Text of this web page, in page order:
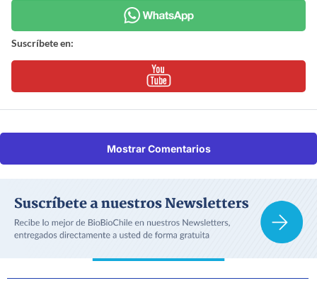
Suscríbete en:
Mostrar Comentarios